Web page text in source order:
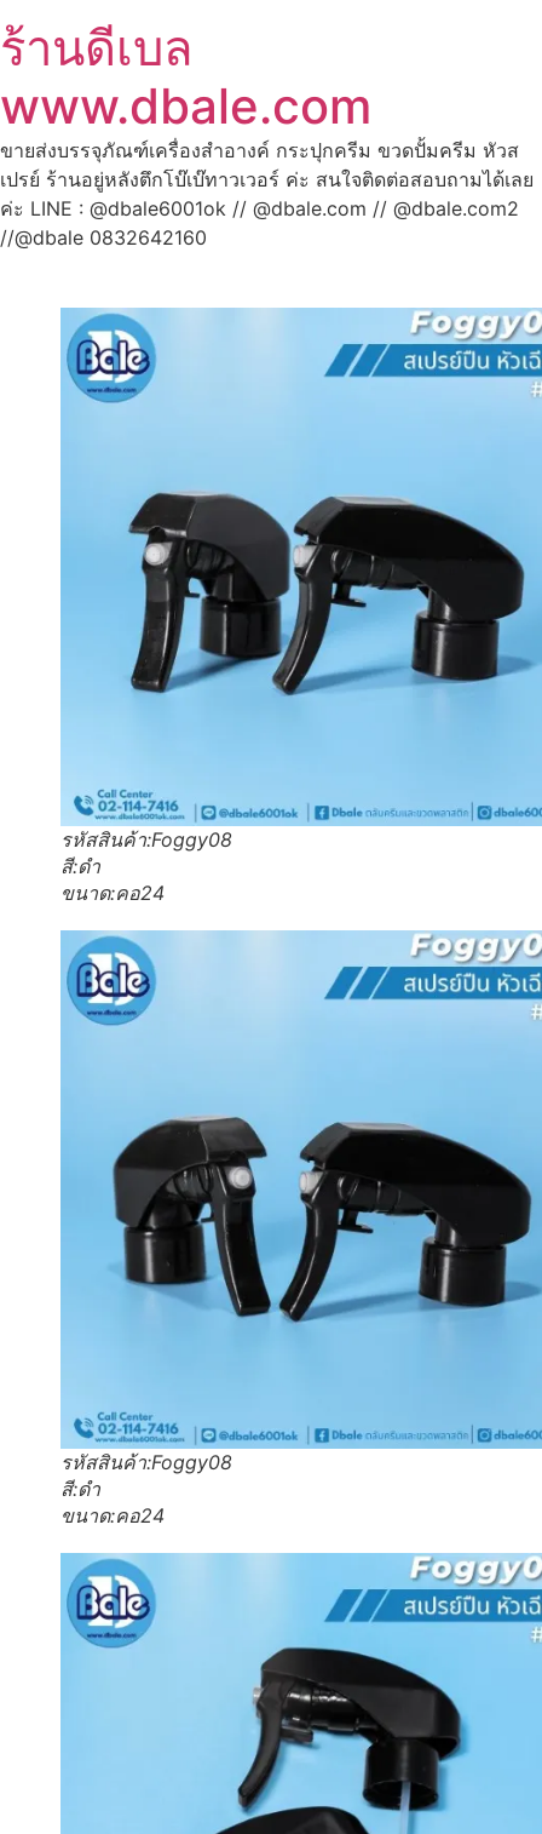
ร้านดีเบล
www.dbale.com
ขายส่งบรรจุภัณฑ์เครื่องสำอางค์ กระปุกครีม ขวดปั้มครีม หัวส
เปรย์ ร้านอยู่หลังตึกโบ๊เบ๊ทาวเวอร์ ค่ะ สนใจติดต่อสอบถามได้เลย
ค่ะ LINE : @dbale6001ok // @dbale.com // @dbale.com2
//@dbale 0832642160
รหัสสินค้า:Foggy08
สี:ดำ
ขนาด:คอ24
รหัสสินค้า:Foggy08
สี:ดำ
ขนาด:คอ24